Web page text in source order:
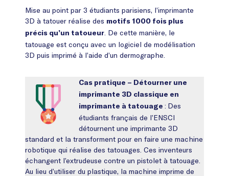
Mise au point par 3 étudiants parisiens, l’imprimante
3D à tatouer réalise des motifs 1000 fois plus
précis qu’un tatoueur . De cette manière, le
tatouage est conçu avec un logiciel de modélisation
3D puis imprimé à l’aide d’un dermographe.
Cas pratique – Détourner une
imprimante 3D classique en
imprimante à tatouage: Des
étudiants français de l’ENSCI
détournent une imprimante 3D
standard et la transforment pour en faire une machine
robotique qui réalise des tatouages. Ces inventeurs
échangent l’extrudeuse contre un pistolet à tatouage.
Au lieu d’utiliser du plastique, la machine imprime de